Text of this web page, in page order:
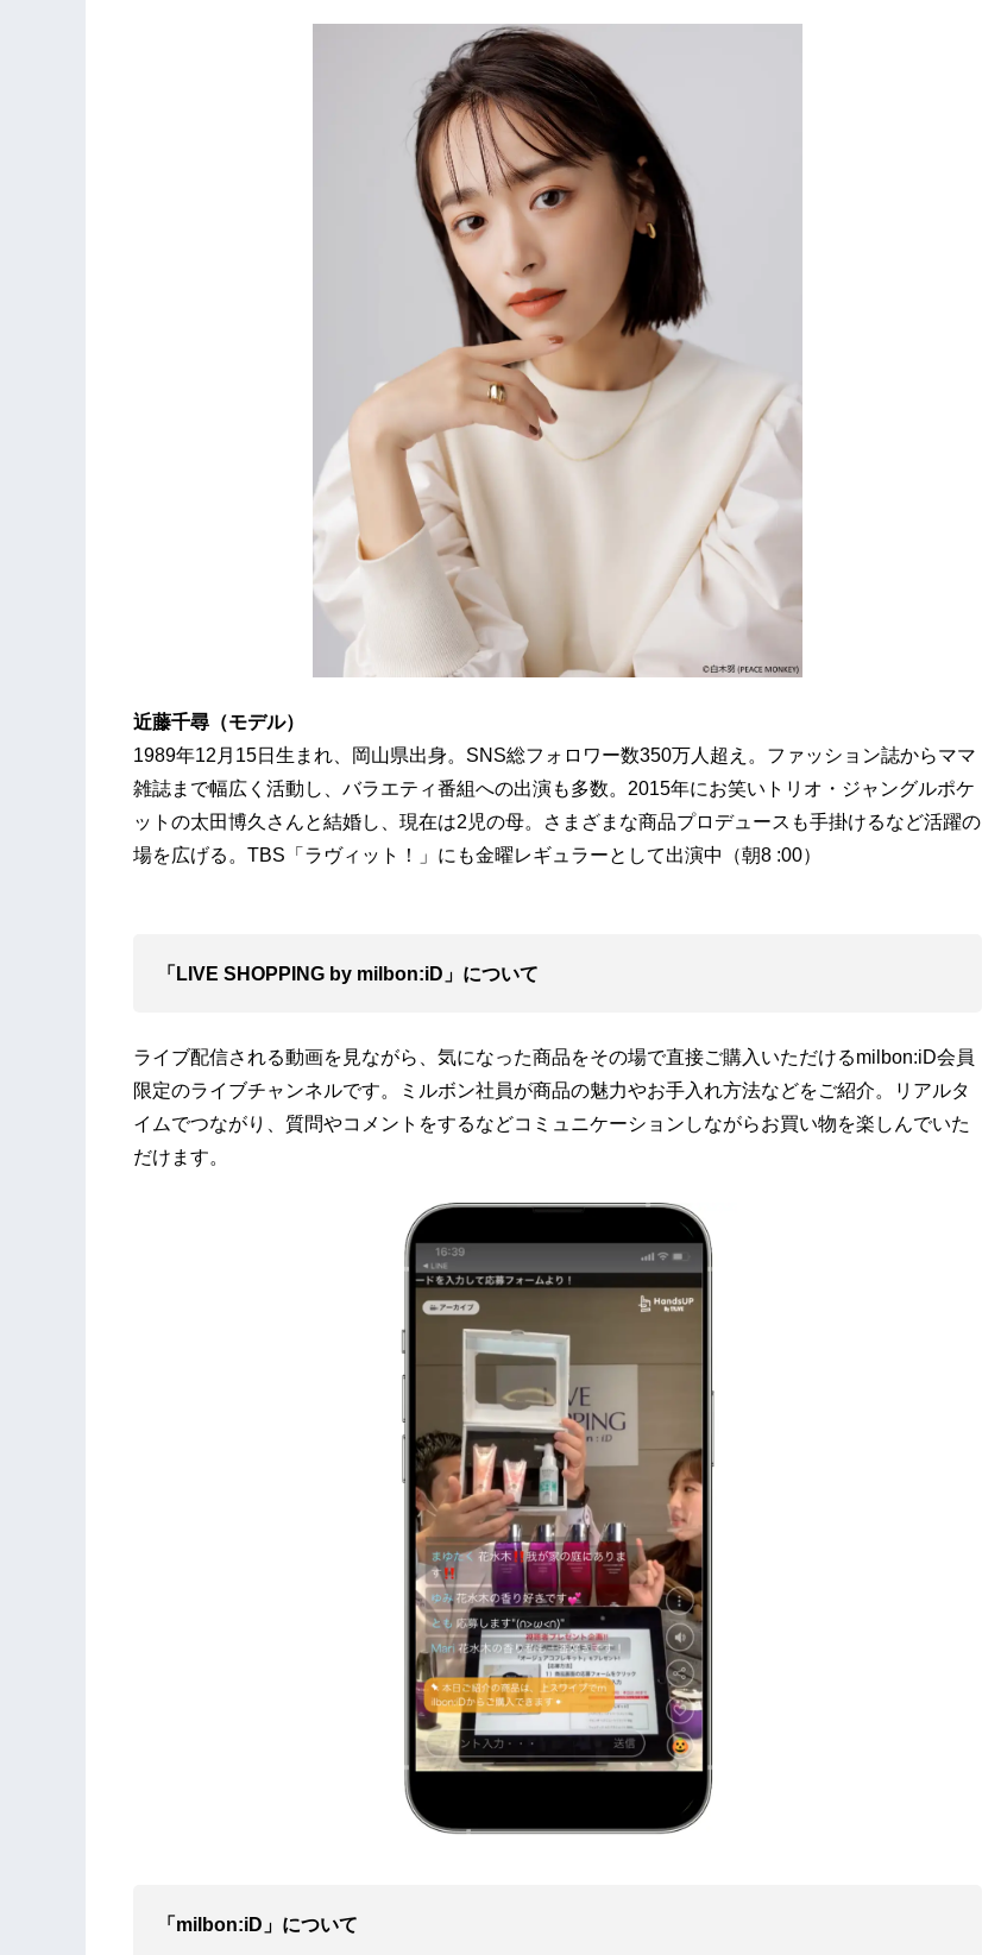
近藤千尋（モデル）
1989年12月15日生まれ、岡山県出身。SNS総フォロワー数350万人超え。ファッション誌からママ
雑誌まで幅広く活動し、バラエティ番組への出演も多数。2015年にお笑いトリオ・ジャングルポケ
ットの太田博久さんと結婚し、現在は2児の母。さまざまな商品プロデュースも手掛けるなど活躍の
場を広げる。TBS「ラヴィット！」にも金曜レギュラーとして出演中（朝8 :00）
「LIVE SHOPPING by milbon:iD」について​
ライブ配信される動画を見ながら、気になった商品をその場で直接ご購入いただけるmilbon:iD会員
限定のライブチャンネルです。ミルボン社員が商品の魅力やお手入れ方法などをご紹介。リアルタ
イムでつながり、質問やコメントをするなどコミュニケーションしながらお買い物を楽しんでいた
だけます。
「milbon:iD」について